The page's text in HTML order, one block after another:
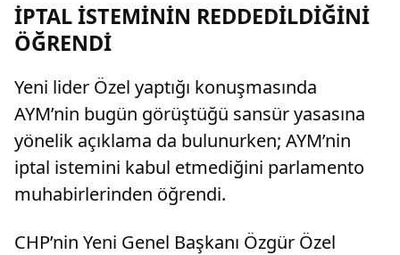
İPTAL İSTEMİNİN REDDEDİLDİĞİNİ
ÖĞRENDİ
Yeni lider Özel yaptığı konuşmasında
AYM’nin bugün görüştüğü sansür yasasına
yönelik açıklama da bulunurken; AYM’nin
iptal istemini kabul etmediğini parlamento
muhabirlerinden öğrendi.
CHP’nin Yeni Genel Başkanı Özgür Özel